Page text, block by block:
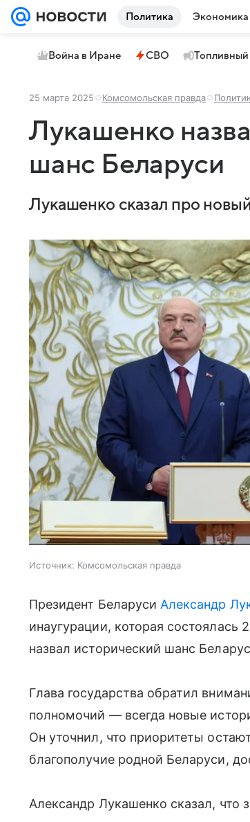
Политика Экономика
Война в Иране СВО Топливный
25 марта 2025 Комсомольская правда
Лукашенко
шанс Беларуси
Лукашенко сказал про
Источник: Комсомольская правда
Президент Беларуси Александр
инаугурации, которая
назвал исторический шанс
Глава государства обратил
полномочий — всегда новые
Он уточнил, что приоритеты
благополучие родной Беларуси,
Александр Лукашенко сказал, что